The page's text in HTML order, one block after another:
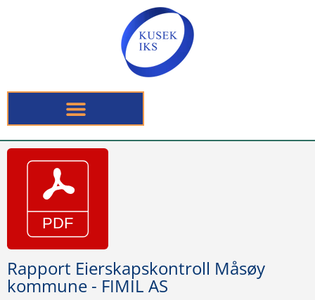
Rapport Eierskapskontroll Måsøy
kommune - FIMIL AS